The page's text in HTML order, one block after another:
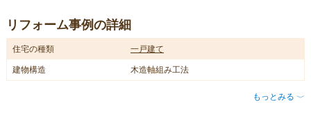
リフォーム事例の詳細
住宅の種類 一戸建て
建物構造 木造軸組み工法
もっとみる 〈